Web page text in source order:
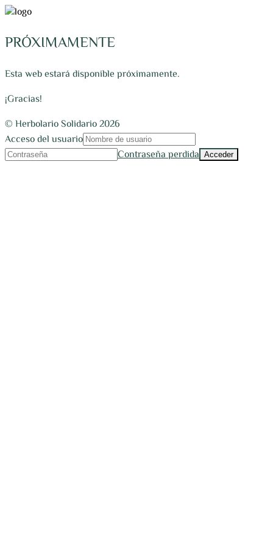
PRÓXIMAMENTE
Esta web estará disponible próximamente.
¡Gracias!
© Herbolario Solidario 2026
Acceso del usuario
Contraseña perdida